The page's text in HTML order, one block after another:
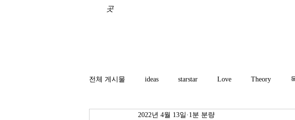
곳
전체 게시물 ideas starstar Love Theory
2022년 4월 13일 1분 분량